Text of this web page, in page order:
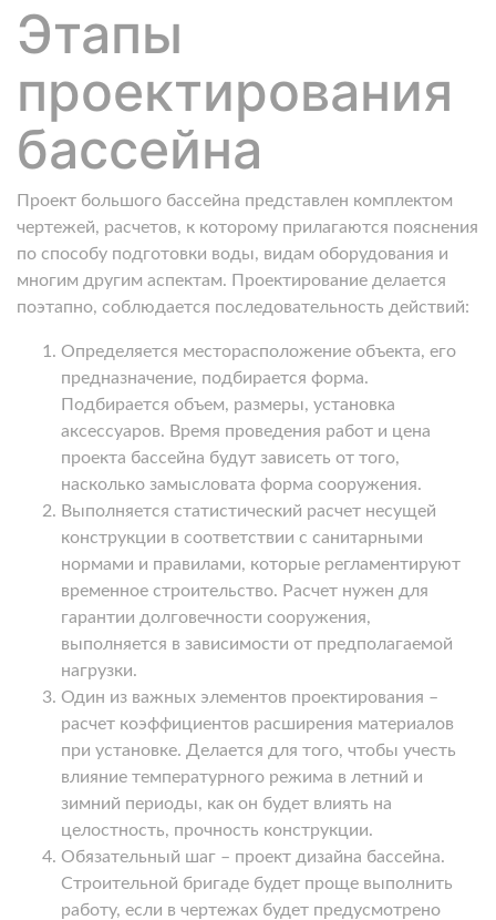
Этапы
проектирования
бассейна
Проект большого бассейна представлен комплектом
чертежей, расчетов, к которому прилагаются пояснения
по способу подготовки воды, видам оборудования и
многим другим аспектам. Проектирование делается
поэтапно, соблюдается последовательность действий:
Определяется месторасположение объекта, его
предназначение, подбирается форма.
Подбирается объем, размеры, установка
аксессуаров. Время проведения работ и цена
проекта бассейна будут зависеть от того,
насколько замысловата форма сооружения.
Выполняется статистический расчет несущей
конструкции в соответствии с санитарными
нормами и правилами, которые регламентируют
временное строительство. Расчет нужен для
гарантии долговечности сооружения,
выполняется в зависимости от предполагаемой
нагрузки.
Один из важных элементов проектирования –
расчет коэффициентов расширения материалов
при установке. Делается для того, чтобы учесть
влияние температурного режима в летний и
зимний периоды, как он будет влиять на
целостность, прочность конструкции.
Обязательный шаг – проект дизайна бассейна.
Строительной бригаде будет проще выполнить
работу, если в чертежах будет предусмотрено